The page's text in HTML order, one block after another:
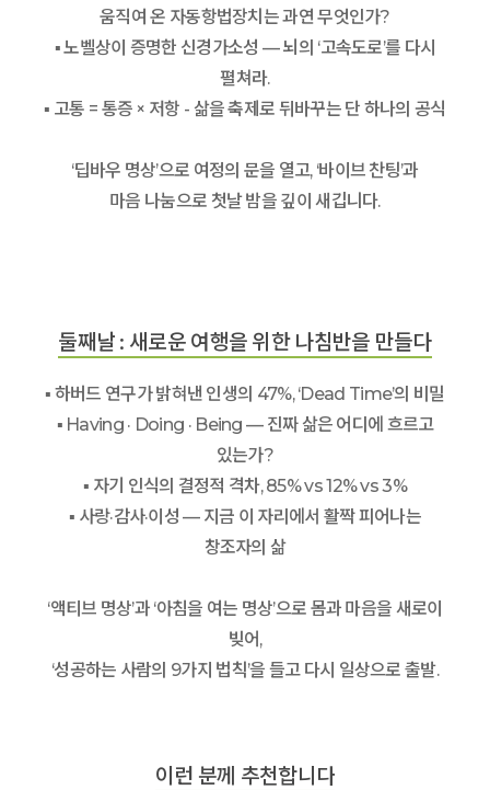
움직여 온 자동항법장치는 과연 무엇인가?
▪ 노벨상이 증명한 신경가소성 — 뇌의 ‘고속도로’를 다시
펼쳐라.
▪ 고통 = 통증 × 저항 - 삶을 축제로 뒤바꾸는 단 하나의 공식
‘딥바우 명상’으로 여정의 문을 열고, ‘바이브 찬팅’과
마음 나눔으로 첫날 밤을 깊이 새깁니다.
둘째날 : 새로운 여행을 위한 나침반을 만들다
▪ 하버드 연구가 밝혀낸 인생의 47%, ‘Dead Time’의 비밀
▪ Having · Doing · Being — 진짜 삶은 어디에 흐르고
있는가?
▪ 자기 인식의 결정적 격차, 85% vs 12% vs 3%
▪ 사랑·감사·이성 — 지금 이 자리에서 활짝 피어나는
창조자의 삶
‘액티브 명상’과 ‘아침을 여는 명상’으로 몸과 마음을 새로이
빚어,
‘성공하는 사람의 9가지 법칙’을 들고 다시 일상으로 출발.
이런 분께 추천합니다